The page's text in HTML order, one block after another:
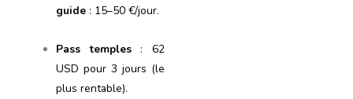
guide : 15–50 €/jour.
Pass temples: 62
USD pour 3 jours (le
plus rentable).